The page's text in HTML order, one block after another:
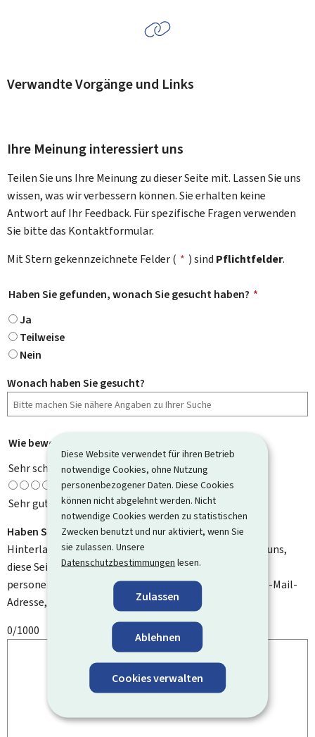
Diese Website verwendet für ihren Betrieb
notwendige Cookies, ohne Nutzung
personenbezogener Daten. Diese Cookies
können nicht abgelehnt werden. Nicht
notwendige Cookies werden zu statistischen
Zwecken benutzt und nur aktiviert, wenn Sie
sie zulassen. Unsere
Datenschutzbestimmungen lesen.
Zulassen
Ablehnen
Cookies verwalten
Verwandte Vorgänge und Links
Ihre Meinung interessiert uns
Teilen Sie uns Ihre Meinung zu dieser Seite mit. Lassen Sie uns
wissen, was wir verbessern können. Sie erhalten keine
Antwort auf Ihr Feedback. Für spezifische Fragen verwenden
Sie bitte das Kontaktformular.
Mit Stern gekennzeichnete Felder ( * ) sind Pflichtfelder.
Haben Sie gefunden, wonach Sie gesucht haben? *
Ja
Teilweise
Nein
Wonach haben Sie gesucht?
Wie bewerten Sie diese Seite?
Sehr schlecht
Sehr gut
Haben Sie Verbesserungsvorschläge?
Hinterlassen Sie uns einen Kommentar und helfen Sie uns,
diese Seite zu verbessern. Bitte geben Sie keine
personenbezogenen Daten an, wie zum Beispiel Ihre E-Mail-
Adresse, Ihren Namen oder Ihre Telefonnummer.
0/1000